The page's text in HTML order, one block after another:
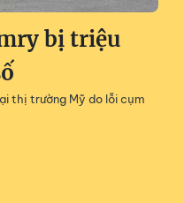
bị triệu
thị trường Mỹ do lỗi cụm